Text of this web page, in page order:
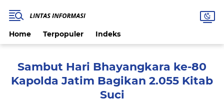
Home Terpopuler Indeks
Sambut Hari Bhayangkara ke-80
Kapolda Jatim Bagikan 2.055 Kitab
Suci